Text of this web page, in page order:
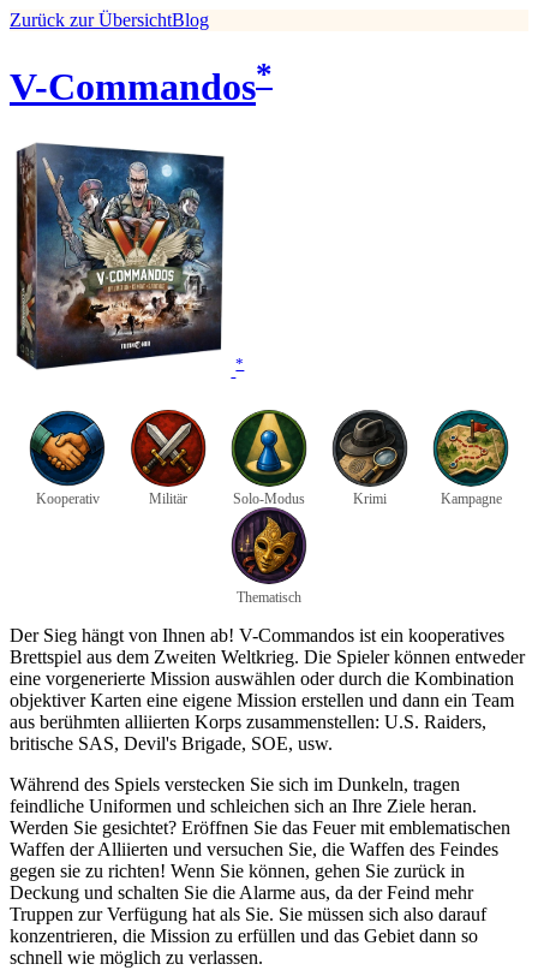
Zurück zur ÜbersichtBlog
V-Commandos*
*
Kooperativ Militär Solo-Modus Krimi Kampagne
Thematisch
Der Sieg hängt von Ihnen ab! V-Commandos ist ein kooperatives
Brettspiel aus dem Zweiten Weltkrieg. Die Spieler können entweder
eine vorgenerierte Mission auswählen oder durch die Kombination
objektiver Karten eine eigene Mission erstellen und dann ein Team
aus berühmten alliierten Korps zusammenstellen: U.S. Raiders,
britische SAS, Devil's Brigade, SOE, usw.
Während des Spiels verstecken Sie sich im Dunkeln, tragen
feindliche Uniformen und schleichen sich an Ihre Ziele heran.
Werden Sie gesichtet? Eröffnen Sie das Feuer mit emblematischen
Waffen der Alliierten und versuchen Sie, die Waffen des Feindes
gegen sie zu richten! Wenn Sie können, gehen Sie zurück in
Deckung und schalten Sie die Alarme aus, da der Feind mehr
Truppen zur Verfügung hat als Sie. Sie müssen sich also darauf
konzentrieren, die Mission zu erfüllen und das Gebiet dann so
schnell wie möglich zu verlassen.